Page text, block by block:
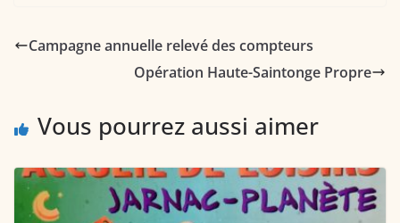
Campagne annuelle relevé des compteurs
Opération Haute-Saintonge Propre
Vous pourrez aussi aimer